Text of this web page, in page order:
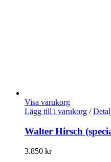
Visa varukorg
Lägg till i varukorg /
Walter Hirsch
3.850 kr